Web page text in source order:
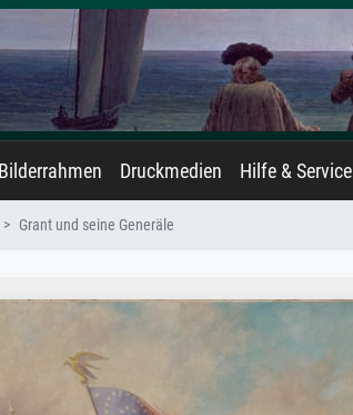
Bilderrahmen Druckmedien Hilfe & Service
Grant und seine Generäle